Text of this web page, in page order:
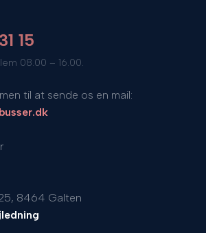
15
08.00 – 16.00.
til at sende os en mail:
8464 Galten